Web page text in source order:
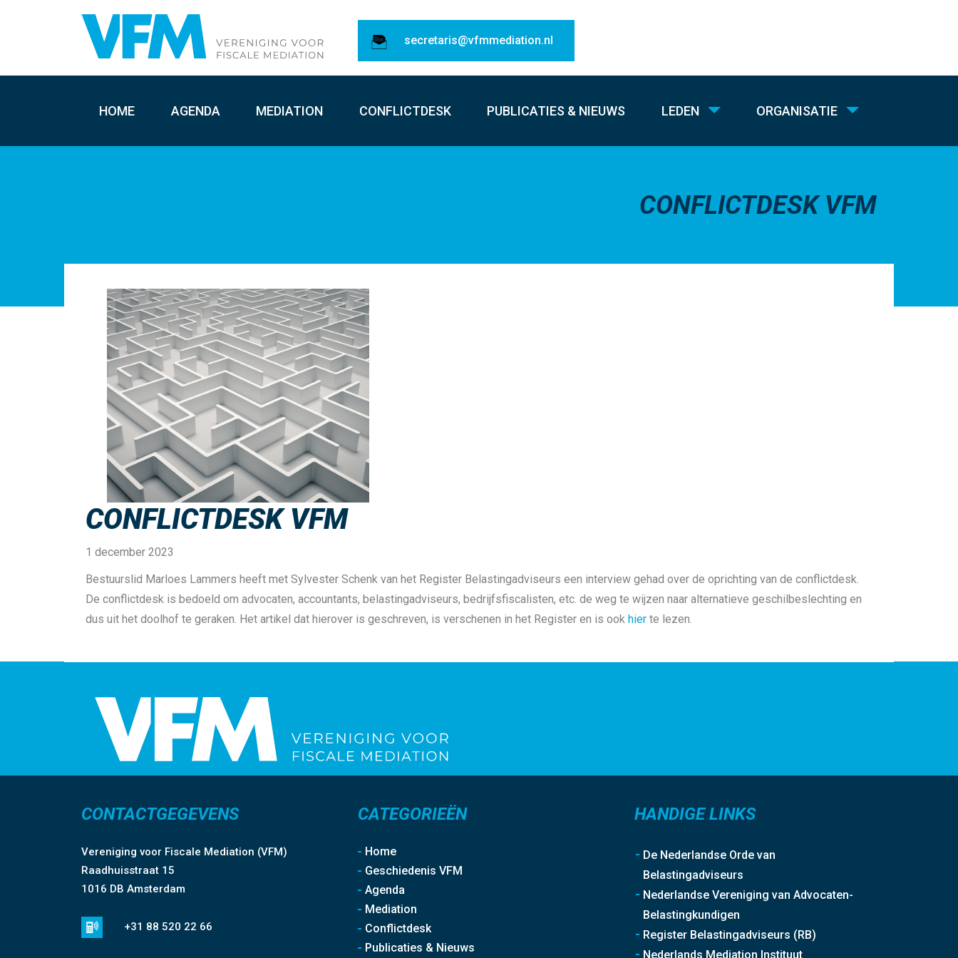
secretaris@vfmmediation.nl
HOME AGENDA MEDIATION CONFLICTDESK PUBLICATIES & NIEUWS LEDEN ORGANISATIE
CONFLICTDESK VFM
CONFLICTDESK VFM
1 december 2023
Bestuurslid Marloes Lammers heeft met Sylvester Schenk van het Register Belastingadviseurs een interview gehad over de oprichting van de conflictdesk.
De conflictdesk is bedoeld om advocaten, accountants, belastingadviseurs, bedrijfsfiscalisten, etc. de weg te wijzen naar alternatieve geschilbeslechting en
dus uit het doolhof te geraken. Het artikel dat hierover is geschreven, is verschenen in het Register en is ook hier te lezen.
CONTACTGEGEVENS
Vereniging voor Fiscale Mediation (VFM)
Raadhuisstraat 15
1016 DB Amsterdam
+31 88 520 22 66
CATEGORIEËN
Home
Geschiedenis VFM
Agenda
Mediation
Conflictdesk
Publicaties & Nieuws
HANDIGE LINKS
De Nederlandse Orde van
Belastingadviseurs
Nederlandse Vereniging van Advocaten-
Belastingkundigen
Register Belastingadviseurs (RB)
Nederlands Mediation Instituut